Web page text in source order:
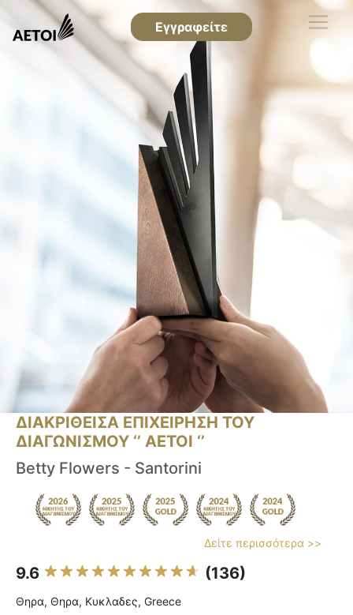
Εγγραφείτε
ΔΙΑΚΡΙΘΕΙΣΑ ΕΠΙΧΕΙΡΗΣΗ ΤΟΥ
ΔΙΑΓΩΝΙΣΜΟΥ ‘’ ΑΕΤΟΙ ‘’
Betty Flowers - Santorini
Δείτε περισσότερα >>
9.6 (136)
Θηρα, Θηρα, Κυκλαδες, Greece